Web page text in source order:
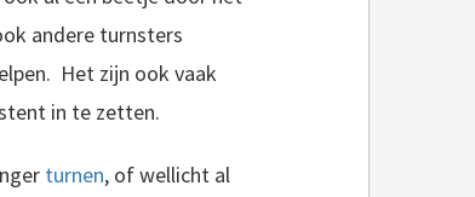
andere turnsters
Het zijn ook vaak
in te zetten.
turnen, of wellicht al